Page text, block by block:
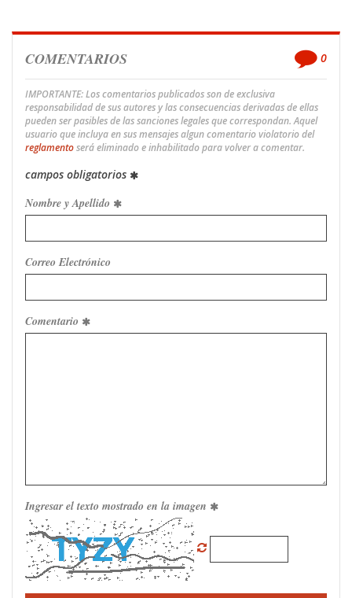
COMENTARIOS 0
IMPORTANTE: Los comentarios publicados son de exclusiva
responsabilidad de sus autores y las consecuencias derivadas de ellas
pueden ser pasibles de las sanciones legales que correspondan. Aquel
usuario que incluya en sus mensajes algun comentario violatorio del
reglamentoserá eliminado e inhabilitado para volver a comentar.
campos obligatorios
Nombre y Apellido
Correo Electrónico
Comentario
Ingresar el texto mostrado en la imagen